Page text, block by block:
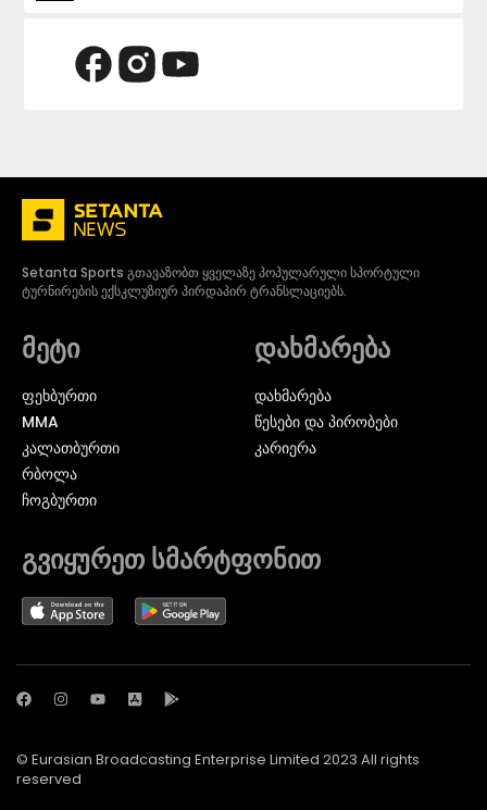
Setanta Sports გთავაზობთ ყველაზე პოპულარული სპორტული
ტურნირების ექსკლუზიურ პირდაპირ ტრანსლაციებს.
მეტი
ᲤᲔᲮᲑᲣᲠᲗᲘ
MMA
ᲙᲐᲚᲐᲗᲑᲣᲠᲗᲘ
ᲠᲑᲝᲚᲐ
ᲩᲝᲒᲑᲣᲠᲗᲘ
დახმარება
დახმარება
წესები და პირობები
კარიერა
გვიყურეთ სმარტფონით
© Eurasian Broadcasting Enterprise Limited 2023 All rights
reserved